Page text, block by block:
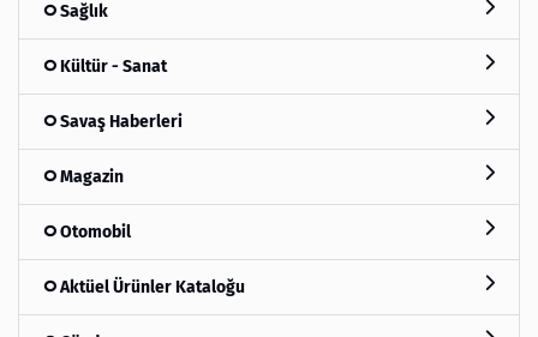
Sağlık
Kültür - Sanat
Savaş Haberleri
Magazin
Otomobil
Aktüel Ürünler Kataloğu